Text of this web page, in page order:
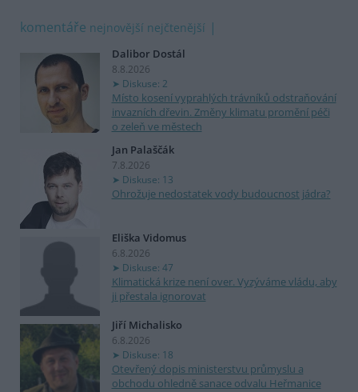
komentáře nejnovější nejčtenější
Dalibor Dostál
8.8.2026
Diskuse: 2
Místo kosení vyprahlých trávníků odstraňování
invazních dřevin. Změny klimatu promění péči
o zeleň ve městech
Jan Palaščák
7.8.2026
Diskuse: 13
Ohrožuje nedostatek vody budoucnost jádra?
Eliška Vidomus
6.8.2026
Diskuse: 47
Klimatická krize není over. Vyzýváme vládu, aby
ji přestala ignorovat
Jiří Michalisko
6.8.2026
Diskuse: 18
Otevřený dopis ministerstvu průmyslu a
obchodu ohledně sanace odvalu Heřmanice